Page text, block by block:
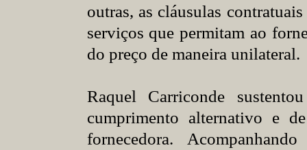
outras, as cláusulas
serviços que permitam ao
do preço de maneira unilateral.
Raquel Carriconde
cumprimento alternativo e
fornecedora.